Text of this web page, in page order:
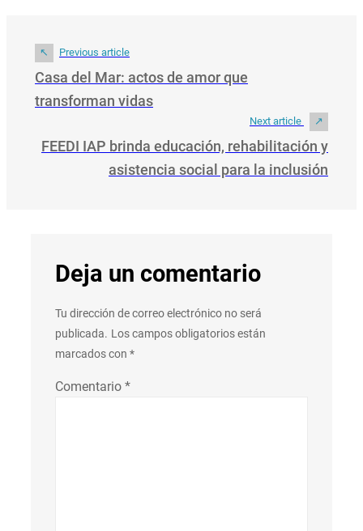
Previous article
Casa del Mar: actos de amor que
transforman vidas
Next article
FEEDI IAP brinda educación, rehabilitación y
asistencia social para la inclusión
Deja un comentario
Tu dirección de correo electrónico no será
publicada. Los campos obligatorios están
marcados con *
Comentario *